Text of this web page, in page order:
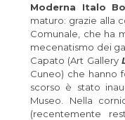
Moderna Italo
maturo: grazie alla
Comunale, che ha
mecenatismo dei
Capato (Art Gallery
Cuneo) che hanno
scorso è stato
Museo. Nella
(recentemente